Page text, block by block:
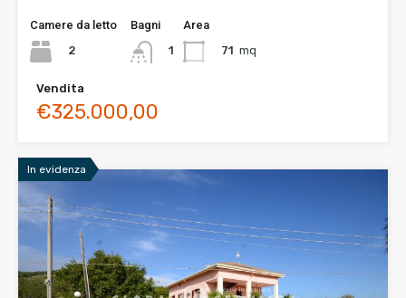
Camere da letto
2
Bagni
1
Area
71 mq
Vendita
€325.000,00
In evidenza